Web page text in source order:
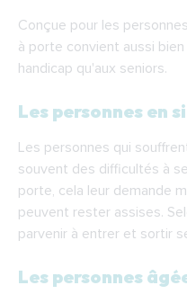
Le mitigeur
Le vidage
L'installation par
Conçue pour les
à porte convient aussi
handicap qu'aux seniors.
Les personnes en
Les personnes qui
souvent des difficultés à
porte, cela leur demande
peuvent rester assises.
parvenir à entrer et sortir
Les personnes